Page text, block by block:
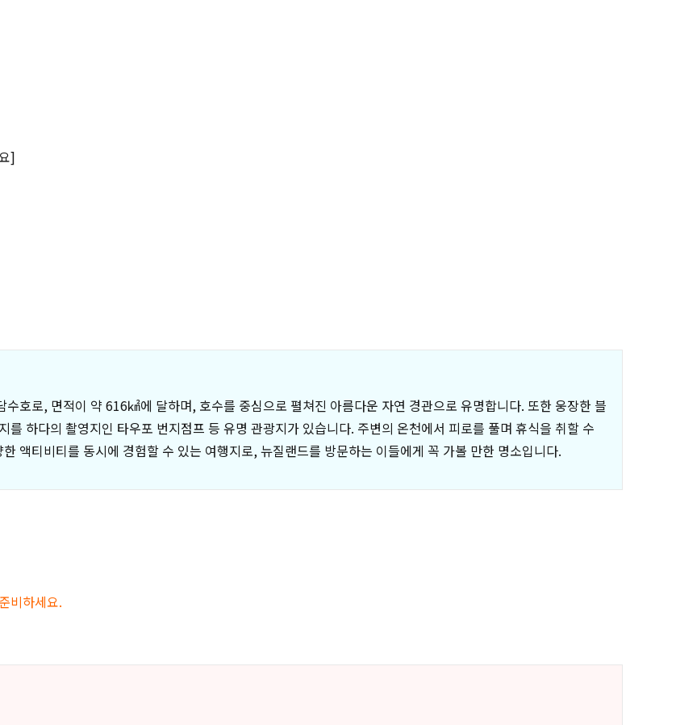
]
호로, 면적이 약 616㎢에 달하며, 호수를 중심으로 펼쳐진 아름다운 자연 경관으로 유명합니다. 또한 웅장한 블
하다의 촬영지인 타우포 번지점프 등 유명 관광지가 있습니다. 주변의 온천에서 피로를 풀며 휴식을 취할 수
액티비티를 동시에 경험할 수 있는 여행지로, 뉴질랜드를 방문하는 이들에게 꼭 가볼 만한 명소입니다.
비하세요.